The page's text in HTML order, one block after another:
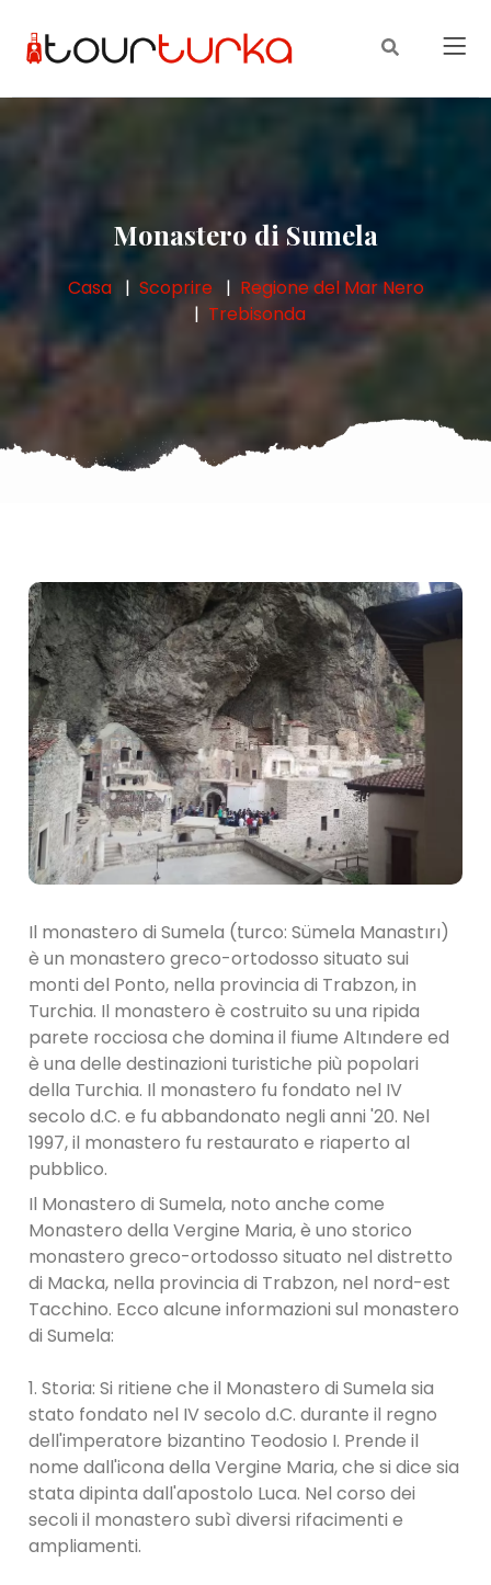
Monastero di Sumela
Casa Scoprire
Regione del Mar Nero
Trebisonda
Il monastero di Sumela (turco: Sümela Manastırı)
è un monastero greco-ortodosso situato sui
monti del Ponto, nella provincia di Trabzon, in
Turchia. Il monastero è costruito su una ripida
parete rocciosa che domina il fiume Altındere ed
è una delle destinazioni turistiche più popolari
della Turchia. Il monastero fu fondato nel IV
secolo d.C. e fu abbandonato negli anni '20. Nel
1997, il monastero fu restaurato e riaperto al
pubblico.
Il Monastero di Sumela, noto anche come
Monastero della Vergine Maria, è uno storico
monastero greco-ortodosso situato nel distretto
di Macka, nella provincia di Trabzon, nel nord-est
Tacchino. Ecco alcune informazioni sul monastero
di Sumela:
1. Storia: Si ritiene che il Monastero di Sumela sia
stato fondato nel IV secolo d.C. durante il regno
dell'imperatore bizantino Teodosio I. Prende il
nome dall'icona della Vergine Maria, che si dice sia
stata dipinta dall'apostolo Luca. Nel corso dei
secoli il monastero subì diversi rifacimenti e
ampliamenti.